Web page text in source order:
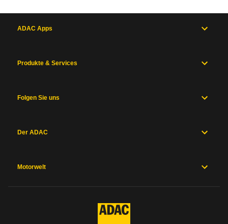
ADAC Apps
Produkte & Services
Folgen Sie uns
Der ADAC
Motorwelt